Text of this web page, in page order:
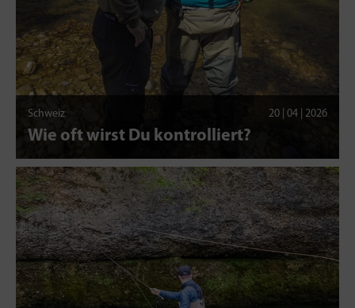
Schweiz 20 | 04 | 2026
Wie oft wirst Du kontrolliert?